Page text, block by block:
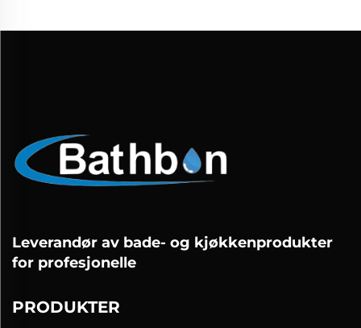
Leverandør av bade- og kjøkkenprodukter
for profesjonelle
PRODUKTER